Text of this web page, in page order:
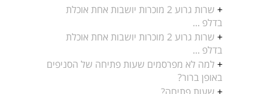
+
שרות גרוע 2 מוכרות יושבות אחת אוכלת
בדלפ ...
+
שרות גרוע 2 מוכרות יושבות אחת אוכלת
בדלפ ...
+ למה לא מפרסמים שעות פתיחה של הסניפים
באופן ברור?